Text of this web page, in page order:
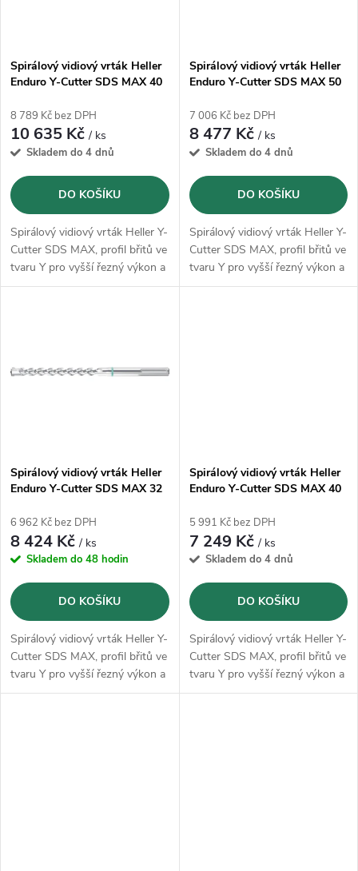
p
r
o
d
u
k
ů
s
p
r
o
d
u
k
ů
Spirálový vidiový vrták Heller
Enduro Y-Cutter SDS MAX 40
8 789 Kč bez DPH
10 635 Kč/ ks
Skladem do 4 dnů
DO KOŠÍKU
Spirálový vidiový vrták Heller Y-
Cutter SDS MAX, profil břitů ve
tvaru Y pro vyšší řezný výkon a
klidný chod
Spirálový vidiový vrták Heller
Enduro Y-Cutter SDS MAX 50
7 006 Kč bez DPH
8 477 Kč/ ks
Skladem do 4 dnů
DO KOŠÍKU
Spirálový vidiový vrták Heller Y-
Cutter SDS MAX, profil břitů ve
tvaru Y pro vyšší řezný výkon a
klidný chod
Spirálový vidiový vrták Heller
Enduro Y-Cutter SDS MAX 32
6 962 Kč bez DPH
8 424 Kč/ ks
Skladem do 48 hodin
DO KOŠÍKU
Spirálový vidiový vrták Heller Y-
Cutter SDS MAX, profil břitů ve
tvaru Y pro vyšší řezný výkon a
klidný chod
Spirálový vidiový vrták Heller
Enduro Y-Cutter SDS MAX 40
5 991 Kč bez DPH
7 249 Kč/ ks
Skladem do 4 dnů
DO KOŠÍKU
Spirálový vidiový vrták Heller Y-
Cutter SDS MAX, profil břitů ve
tvaru Y pro vyšší řezný výkon a
klidný chod